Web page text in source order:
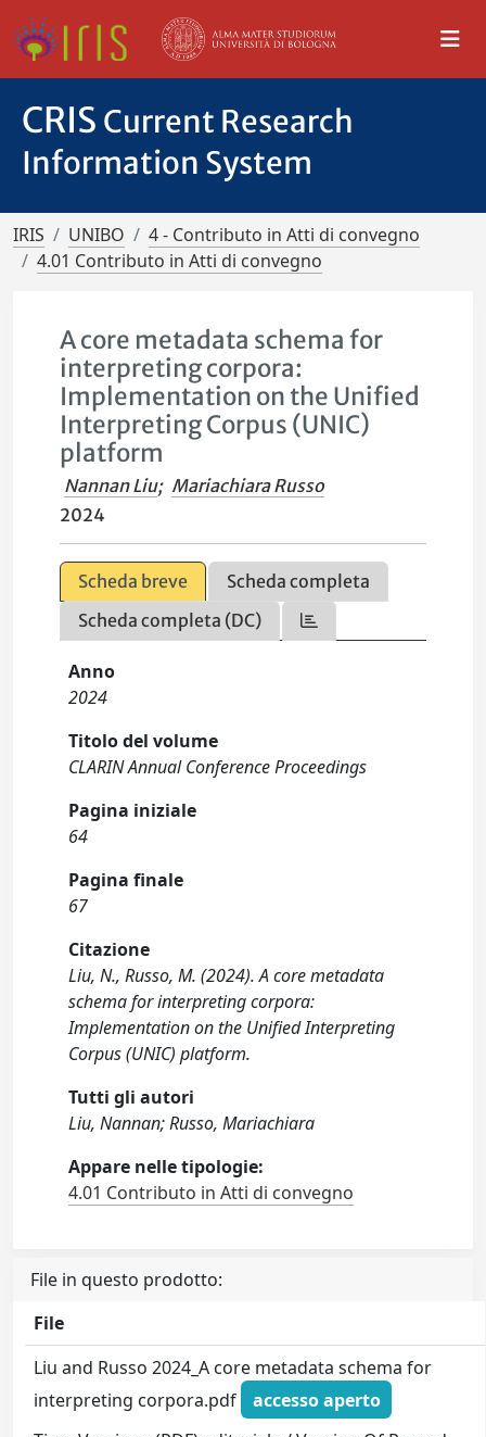
CRIS Current Research
Information System
IRIS UNIBO
4 - Contributo in Atti di convegno
4.01 Contributo in Atti di convegno
A core metadata schema for
interpreting corpora:
Implementation on the Unified
Interpreting Corpus (UNIC)
platform
Nannan Liu; Mariachiara Russo
2024
Scheda breve
Scheda completa
Scheda completa (DC)
Anno
2024
Titolo del volume
CLARIN Annual Conference Proceedings
Pagina iniziale
64
Pagina finale
67
Citazione
Liu, N., Russo, M. (2024). A core metadata
schema for interpreting corpora:
Implementation on the Unified Interpreting
Corpus (UNIC) platform.
Tutti gli autori
Liu, Nannan; Russo, Mariachiara
Appare nelle tipologie:
4.01 Contributo in Atti di convegno
File in questo prodotto:
File
Liu and Russo 2024_A core metadata schema for
interpreting corpora.pdf
accesso aperto